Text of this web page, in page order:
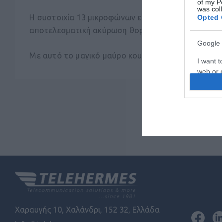
of my
was
Opted
Google
I want
web or
I want
I want
web or
Η συστοιχία 13 μικροφώνων είναι περίτεχνα
αποτελεσματική ακύρωση θορύβου. Το προηγμένο
Με αυτό το μαγικό μαύρο κουτί, οι
Χαραυγής 10, Χαλάνδρι, 152 32, Ελλάδα